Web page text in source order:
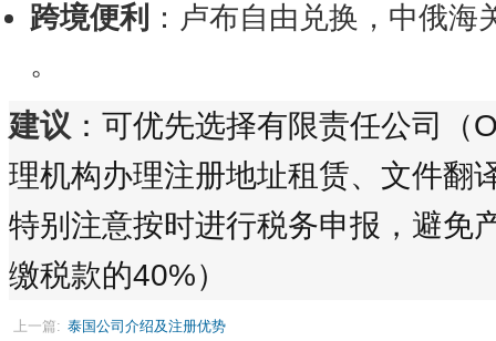
跨境便利 ：卢布自由兑换，中俄
。
建议 ：可优先选择有限责任公司
理机构办理注册地址租赁、文件翻
特别注意按时进行税务申报，避免
缴税款的40%）
上一篇: 泰国公司介绍及注册优势